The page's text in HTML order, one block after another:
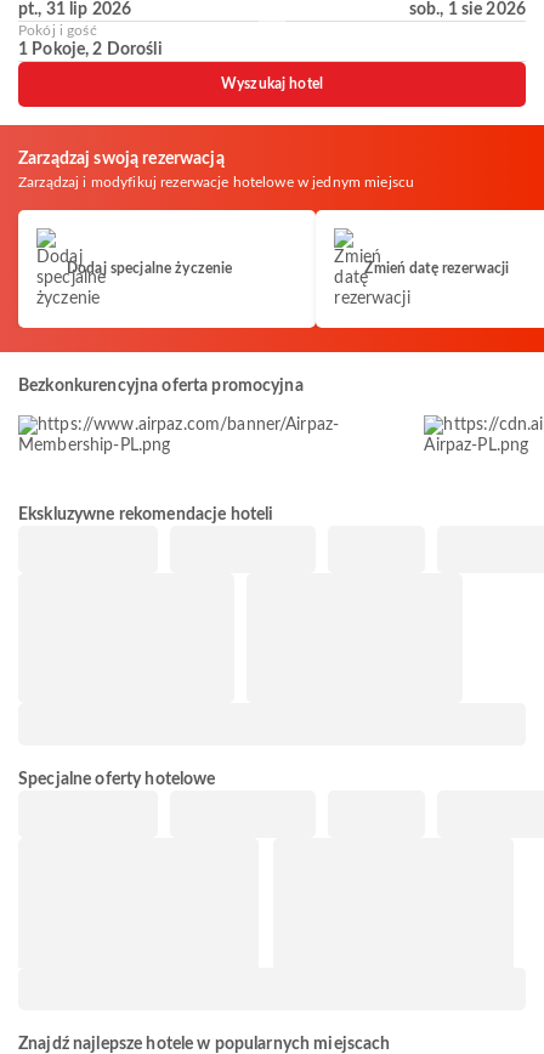
pt., 31 lip 2026 sob., 1 sie 2026
Pokój i gość
1 Pokoje, 2 Dorośli
Wyszukaj hotel
Zarządzaj swoją rezerwacją
Zarządzaj i modyfikuj rezerwacje hotelowe w jednym miejscu
Dodaj specjalne życzenie Zmień datę rezerwacji
Bezkonkurencyjna oferta promocyjna
Ekskluzywne rekomendacje hoteli
Specjalne oferty hotelowe
Znajdź najlepsze hotele w popularnych miejscach